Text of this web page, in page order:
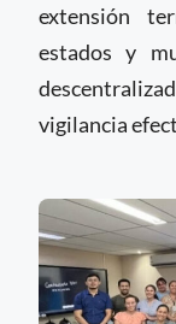
extensión
estados y
vigilancia